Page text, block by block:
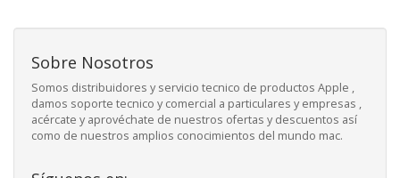
Sobre Nosotros
Somos distribuidores y servicio tecnico de productos Apple ,
damos soporte tecnico y comercial a particulares y empresas ,
acércate y aprovéchate de nuestros ofertas y descuentos así
como de nuestros amplios conocimientos del mundo mac.